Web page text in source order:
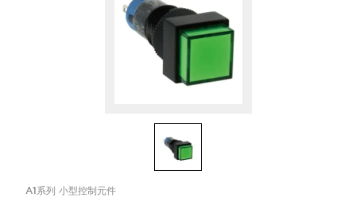
A1系列 小型控制元件